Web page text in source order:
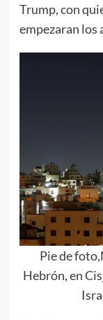
Trump, con
empezaran los
Pie de
Hebrón, en